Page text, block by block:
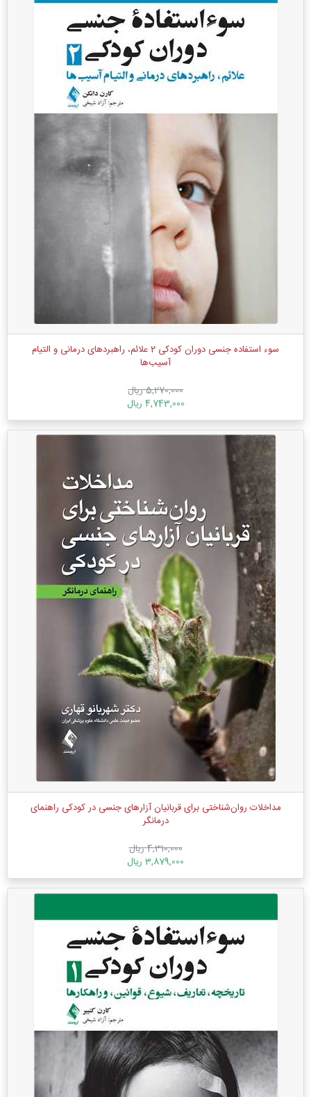
سوء استفاده جنسی دوران کودکی 2 علائم، راهبردهای درمانی و التیام
آسیب‌ها
5,270,000 ریال
4,743,000 ریال
مداخلات روان‌شناختی برای قربانیان آزارهای جنسی در کودکی راهنمای
درمانگر
4,310,000 ریال
3,879,000 ریال